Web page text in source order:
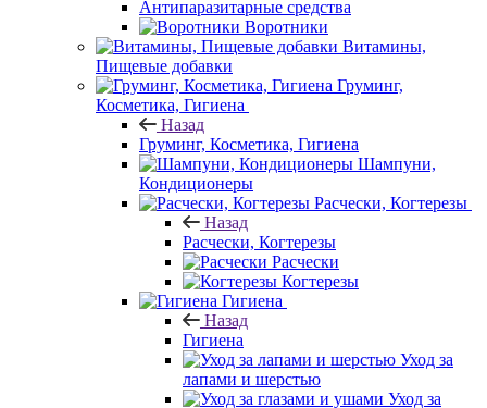
Антипаразитарные средства
Воротники
Витамины,
Пищевые добавки
Груминг,
Косметика, Гигиена
Назад
Груминг, Косметика, Гигиена
Шампуни,
Кондиционеры
Расчески, Когтерезы
Назад
Расчески, Когтерезы
Расчески
Когтерезы
Гигиена
Назад
Гигиена
Уход за
лапами и шерстью
Уход за